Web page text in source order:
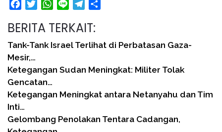
FacebookTwitterWhatsApp
Line Telegram
BERITA TERKAIT:
Tank-Tank Israel Terlihat di Perbatasan Gaza-
Mesir,…
Ketegangan Sudan Meningkat: Militer Tolak
Gencatan…
Ketegangan Meningkat antara Netanyahu dan Tim
Inti…
Gelombang Penolakan Tentara Cadangan,